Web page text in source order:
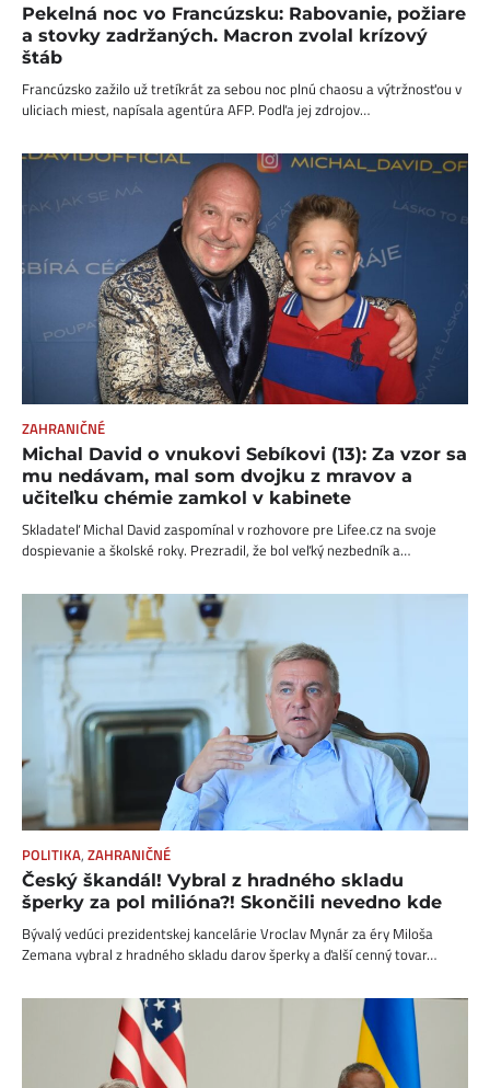
Pekelná noc vo Francúzsku: Rabovanie, požiare
a stovky zadržaných. Macron zvolal krízový
štáb
Francúzsko zažilo už tretíkrát za sebou noc plnú chaosu a výtržnosťou v
uliciach miest, napísala agentúra AFP. Podľa jej zdrojov…
ZAHRANIČNÉ
Michal David o vnukovi Sebíkovi (13): Za vzor sa
mu nedávam, mal som dvojku z mravov a
učiteľku chémie zamkol v kabinete
Skladateľ Michal David zaspomínal v rozhovore pre Lifee.cz na svoje
dospievanie a školské roky. Prezradil, že bol veľký nezbedník a…
POLITIKA, ZAHRANIČNÉ
Český škandál! Vybral z hradného skladu
šperky za pol milióna?! Skončili nevedno kde
Bývalý vedúci prezidentskej kancelárie Vroclav Mynár za éry Miloša
Zemana vybral z hradného skladu darov šperky a ďalší cenný tovar…